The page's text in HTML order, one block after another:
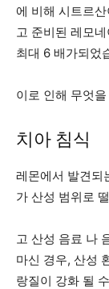
에 비해 시트르
고 준비된 레모
최대 6 배가되었
이로 인해 무엇
치아 침식
레몬에서 발견되
가 산성 범위로
고 산성 음료 나
마신 경우, 산성
랑질이 강화 될